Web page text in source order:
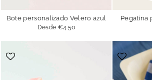
Bote personalizado Velero azul
Desde €4.50
Pegatina